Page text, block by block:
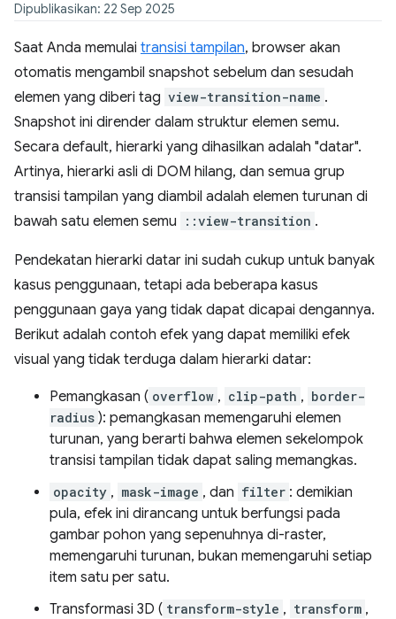
Dipublikasikan: 22 Sep 2025
Saat Anda memulai transisi tampilan, browser akan
otomatis mengambil snapshot sebelum dan sesudah
elemen yang diberi tag view-transition-name .
Snapshot ini dirender dalam struktur elemen semu.
Secara default, hierarki yang dihasilkan adalah "datar".
Artinya, hierarki asli di DOM hilang, dan semua grup
transisi tampilan yang diambil adalah elemen turunan di
bawah satu elemen semu
::view-transition .
Pendekatan hierarki datar ini sudah cukup untuk banyak
kasus penggunaan, tetapi ada beberapa kasus
penggunaan gaya yang tidak dapat dicapai dengannya.
Berikut adalah contoh efek yang dapat memiliki efek
visual yang tidak terduga dalam hierarki datar:
Pemangkasan ( overflow , clip-path , border-
radius ): pemangkasan memengaruhi elemen
turunan, yang berarti bahwa elemen sekelompok
transisi tampilan tidak dapat saling memangkas.
opacity , mask-image , dan filter : demikian
pula, efek ini dirancang untuk berfungsi pada
gambar pohon yang sepenuhnya di-raster,
memengaruhi turunan, bukan memengaruhi setiap
item satu per satu.
Transformasi 3D ( transform-style , transform ,